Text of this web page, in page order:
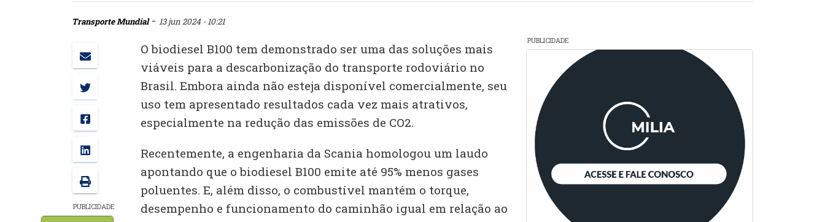
Transporte Mundial- 13 jun 2024 - 10:21
PUBLICIDADE
O biodiesel B100 tem demonstrado ser uma das soluções mais
viáveis para a descarbonização do transporte rodoviário no
Brasil. Embora ainda não esteja disponível comercialmente, seu
uso tem apresentado resultados cada vez mais atrativos,
especialmente na redução das emissões de CO2.
Recentemente, a engenharia da Scania homologou um laudo
apontando que o biodiesel B100 emite até 95% menos gases
poluentes. E, além disso, o combustível mantém o torque,
desempenho e funcionamento do caminhão igual em relação ao
PUBLICIDADE